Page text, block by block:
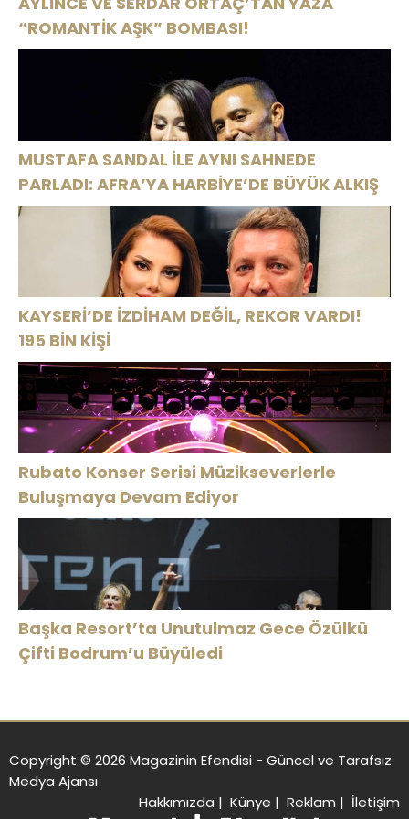
“ROMANTİK AŞK” BOMBASI!
MUSTAFA SANDAL İLE AYNI SAHNEDE
PARLADI: AFRA’YA HARBİYE’DE BÜYÜK ALKIŞ
KAYSERİ’DE İZDİHAM DEĞİL, REKOR VARDI!
195 BİN KİŞİ
Rubato Konser Serisi Müzikseverlerle
Buluşmaya Devam Ediyor
Başka Resort’ta Unutulmaz Gece Özülkü
Çifti Bodrum’u Büyüledi
Copyright © 2026 Magazinin Efendisi - Güncel ve Tarafsız
Medya Ajansı
Hakkımızda | Künye | Reklam | İletişim